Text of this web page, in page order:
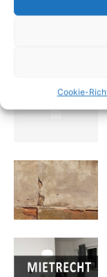
Cookie-
AKTUELL